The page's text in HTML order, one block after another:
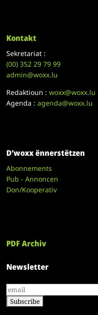
Kontakt
Sekretariat :
(00)352 29 79 99
admin@woxx.lu
Redaktioun :woxx@woxx.lu
Agenda :agenda@woxx.lu
D’woxx ënnerstëtzen
Abonnements
Pub - Annoncen
Don/Kooperativ
PDF Archiv
Newsletter